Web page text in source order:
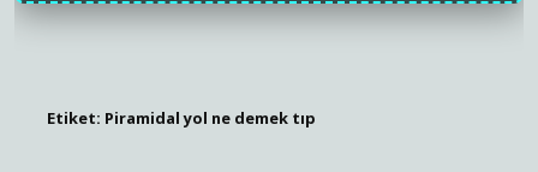
Etiket: Piramidal yol ne demek tıp